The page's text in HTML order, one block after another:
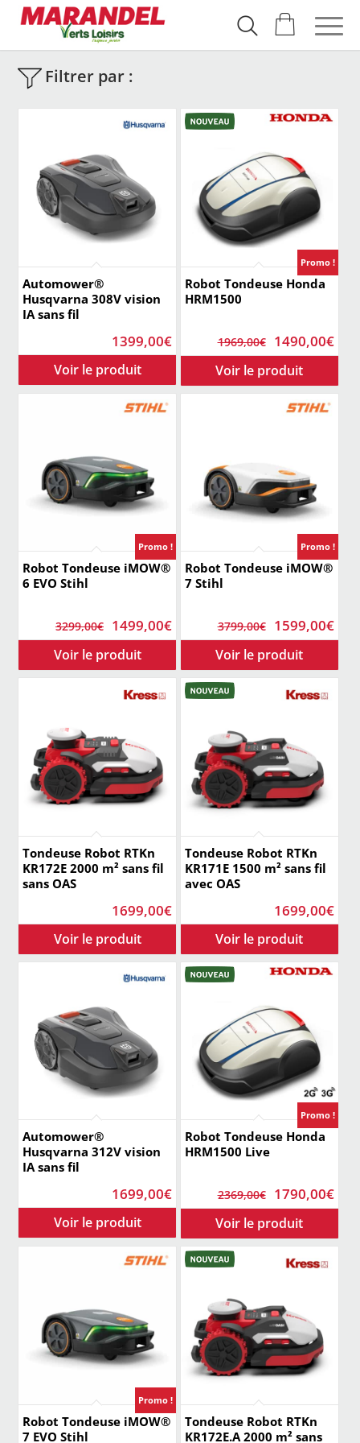
Filtrer par :
Automower®
Husqvarna 308V vision
IA sans fil
1399,00€
Robot Tondeuse Honda
HRM1500
1969,00€
Le
prix
initial
était :
1969,00€.
1490,00€Le
prix
est :
Promo !
Robot Tondeuse iMOW®
6 EVO Stihl
3299,00€ Le
prix
initial
était :
3299,00€.
1499,00€Le
prix
est :
1499,00€.
Promo !
Robot Tondeuse iMOW®
7 Stihl
3799,00€
Le
prix
initial
était :
3799,00€.
1599,00€Le
prix
est :
Promo !
Tondeuse Robot RTKn
KR172E 2000 m² sans fil
sans OAS
1699,00€
Tondeuse Robot RTKn
KR171E 1500 m² sans fil
avec OAS
1699,00€
Automower®
Husqvarna 312V vision
IA sans fil
1699,00€
Robot Tondeuse Honda
HRM1500 Live
2369,00€
Le
prix
initial
était :
2369,00€.
1790,00€Le
prix
est :
Promo !
Robot Tondeuse iMOW®
7 EVO Stihl
Promo !
Tondeuse Robot RTKn
KR172E.A 2000 m² sans